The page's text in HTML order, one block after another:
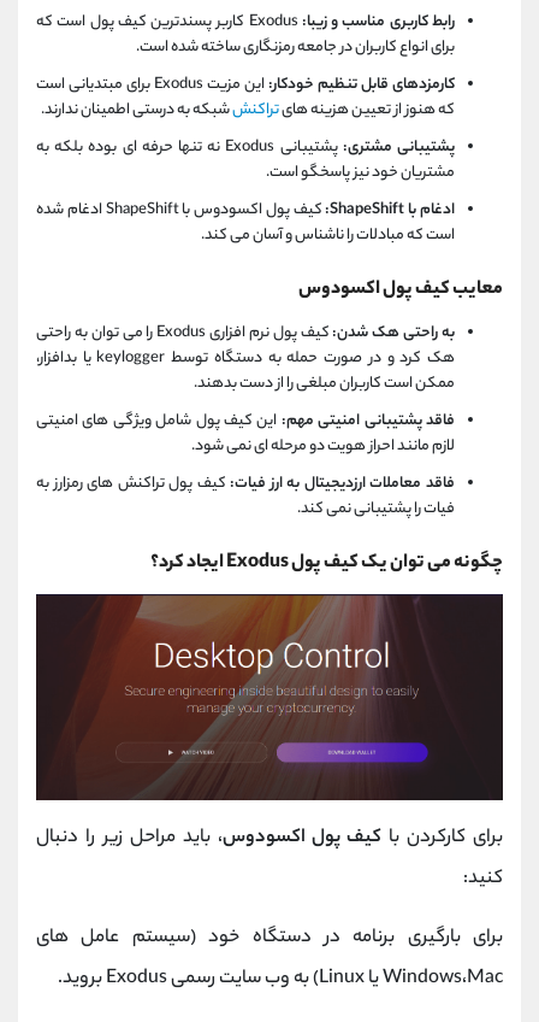
رابط کاربری مناسب و زیبا:
Exodus کاربر پسندترین کیف پول است که
برای انواع کاربران در جامعه رمزنگاری ساخته شده است.
کارمزدهای قابل تنظیم خودکار:
این مزیت Exodus برای مبتدیانی است
که هنوز از تعیین هزینه هایتراکنششبکه به درستی اطمینان ندارند.
پشتیبانی مشتری:
پشتیبانی Exodus نه تنها حرفه ای بوده بلکه به
مشتریان خود نیز پاسخگو است.
ادغام با ShapeShift:
کیف پول اکسودوس با ShapeShift ادغام شده
است که مبادلات را ناشناس و آسان می کند.
معایب کیف پول اکسودوس
به راحتی هک شدن:
کیف پول نرم افزاری Exodus را می توان به راحتی
هک کرد و در صورت حمله به دستگاه توسط keylogger یا بدافزار،
ممکن است کاربران مبلغی را از دست بدهند.
فاقد پشتیبانی امنیتی مهم: این کیف پول شامل ویژگی های امنیتی
لازم مانند احراز هویت دو مرحله ای نمی شود.
فاقد معاملات ارزدیجیتال به ارز فیات: کیف پول تراکنش های رمزارز به
فیات را پشتیبانی نمی کند.
چگونه می توان یک کیف پول Exodus ایجاد کرد؟
برای کارکردن با کیف پول اکسودوس، باید مراحل زیر را دنبال
کنید:
برای بارگیری برنامه در دستگاه خود (سیستم عامل های
Windows،Mac یا Linux) به وب سایت رسمی Exodus بروید.